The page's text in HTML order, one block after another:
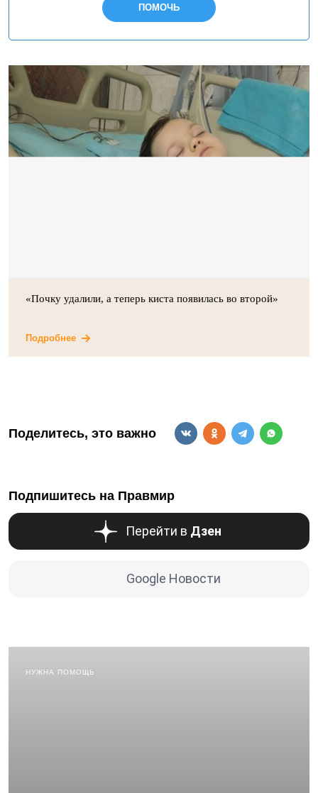
ПОМОЧЬ
«Почку удалили, а теперь киста появилась во второй»
Подробнее
Поделитесь, это важно
Подпишитесь на Правмир
Перейти в Дзен
Google Новости
НУЖНА ПОМОЩЬ